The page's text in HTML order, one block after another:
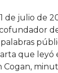
de julio de
que leyó
Cogan,